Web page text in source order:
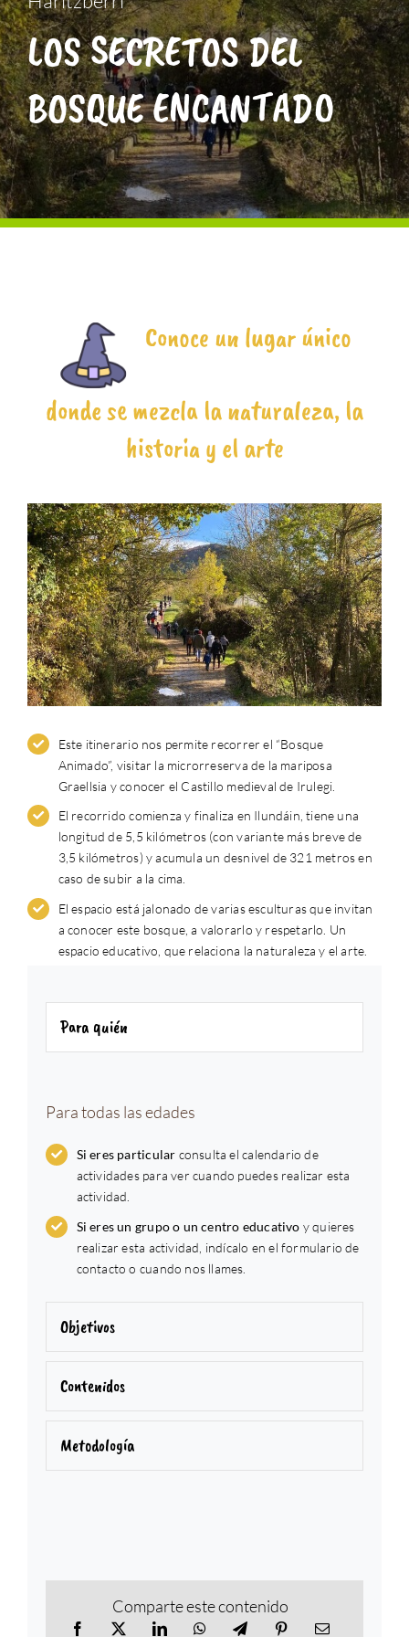
ATERPEAK
BIZI-BASO
ERLE-KIDE
NOTICIAS
LOS SECRETOS DEL
BOSQUE ENCANTADO
Conoce un lugar único
donde se mezcla la naturaleza, la
historia y el arte
Este itinerario nos permite recorrer el “Bosque
Animado”, visitar la microrreserva de la mariposa
Graellsia y conocer el Castillo medieval de Irulegi.
El recorrido comienza y finaliza en Ilundáin, tiene una
longitud de 5,5 kilómetros (con variante más breve de
3,5 kilómetros) y acumula un desnivel de 321 metros en
caso de subir a la cima.
El espacio está jalonado de varias esculturas que invitan
a conocer este bosque, a valorarlo y respetarlo. Un
espacio educativo, que relaciona la naturaleza y el arte.
Para quién
Para todas las edades
Si eres particular consulta el calendario de
actividades para ver cuando puedes realizar esta
actividad.
Si eres un grupo o un centro educativo y quieres
realizar esta actividad, indícalo en el formulario de
contacto o cuando nos llames.
Objetivos
Contenidos
Metodología
Comparte este contenido